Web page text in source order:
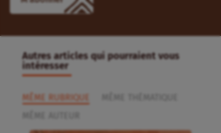
Autres articles qui pourraient vous
intéresser
MÊME RUBRIQUE